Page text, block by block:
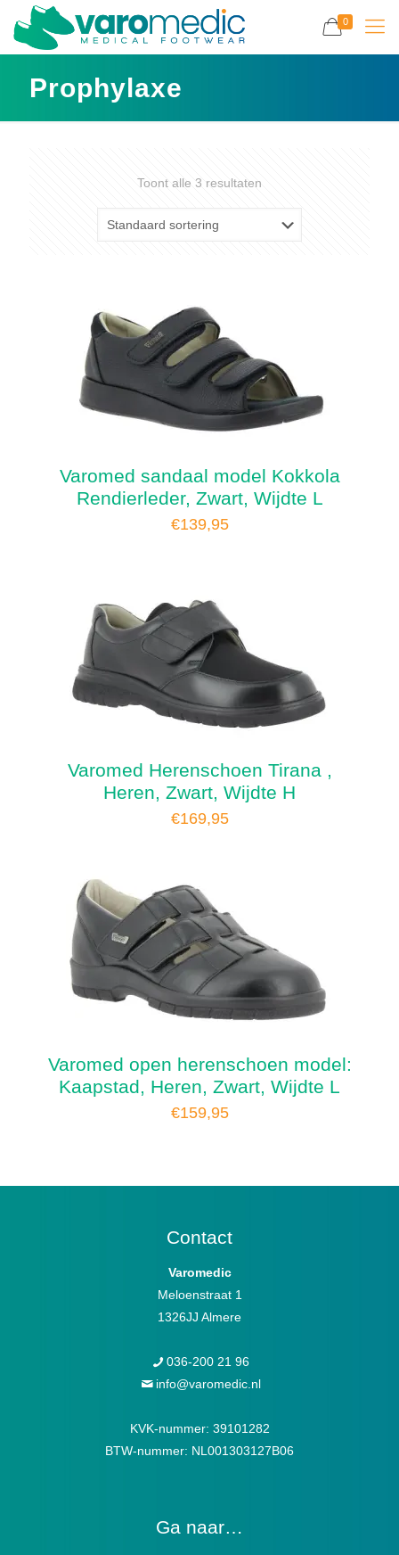
0
Prophylaxe
Toont alle 3 resultaten
Varomed sandaal model Kokkola
Rendierleder, Zwart, Wijdte L
€139,95
Varomed Herenschoen Tirana ,
Heren, Zwart, Wijdte H
€169,95
Varomed open herenschoen model:
Kaapstad, Heren, Zwart, Wijdte L
€159,95
Contact
Varomedic
Meloenstraat 1
1326JJ Almere
036-200 21 96
info@varomedic.nl
KVK-nummer: 39101282
BTW-nummer: NL001303127B06
Ga naar…